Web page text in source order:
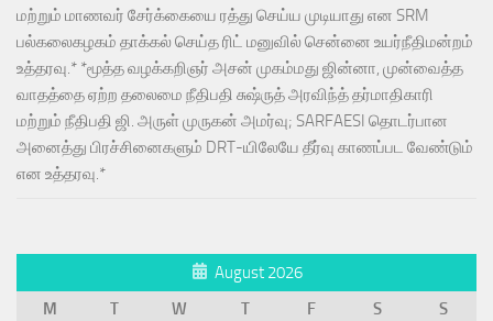
மற்றும் மாணவர் சேர்க்கையை ரத்து செய்ய முடியாது என SRM
பல்கலைகழகம் தாக்கல் செய்த ரிட் மனுவில் சென்னை உயர்நீதிமன்றம்
உத்தரவு.* *மூத்த வழக்கறிஞர் அசன் முகம்மது ஜின்னா, முன்வைத்த
வாதத்தை ஏற்ற தலைமை நீதிபதி சுஷ்ருத் அரவிந்த் தர்மாதிகாரி
மற்றும் நீதிபதி ஜி. அருள் முருகன் அமர்வு; SARFAESI தொடர்பான
அனைத்து பிரச்சினைகளும் DRT-யிலேயே தீர்வு காணப்பட வேண்டும்
என உத்தரவு.*
August 2026
M
T W T F S
S